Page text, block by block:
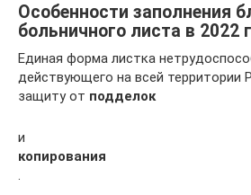
Особенности заполнения
больничного листа в 2022
Единая форма листка
действующего на всей территории
защиту от подделок
и
копирования